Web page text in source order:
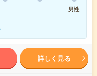
男性
詳しく見る